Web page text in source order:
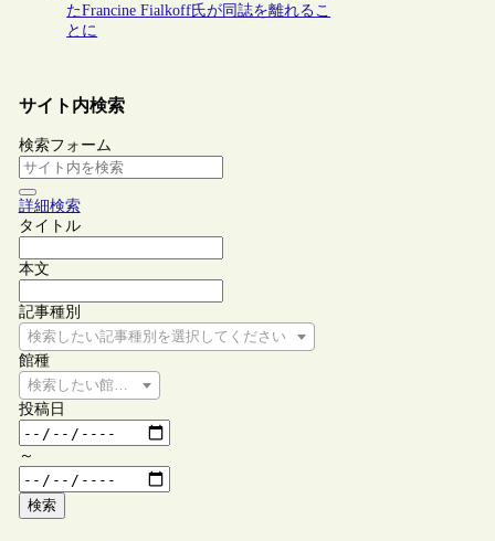
たFrancine Fialkoff氏が同誌を離れるこ
とに
サイト内検索
検索フォーム
詳細検索
タイトル
本文
記事種別
検索したい記事種別を選択してください
館種
検索したい館種を選択してください
投稿日
～
検索